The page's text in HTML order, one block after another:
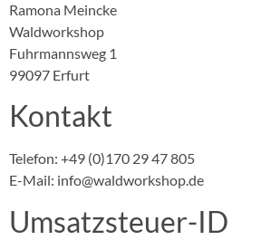
Ramona Meincke
Waldworkshop
Fuhrmannsweg 1
99097 Erfurt
Kontakt
Telefon: +49 (0)170 29 47 805
E-Mail: info@waldworkshop.de
Umsatzsteuer-ID